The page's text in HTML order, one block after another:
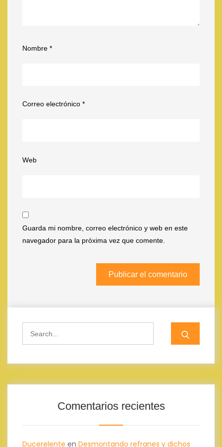
Nombre *
Correo electrónico *
Web
Guarda mi nombre, correo electrónico y web en este
navegador para la próxima vez que comente.
Comentarios recientes
Ducerelente en Desmontando refranes y dichos